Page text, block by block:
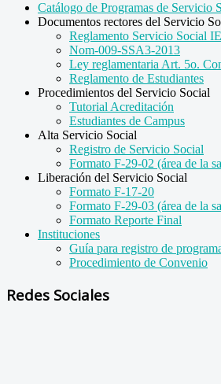
Catálogo de Programas de Servicio
Documentos rectores del Servicio
Reglamento Servicio Social
Nom-009-SSA3-2013
Ley reglamentaria Art. 5o.
Reglamento de Estudiantes
Procedimientos del Servicio Social
Tutorial Acreditación
Estudiantes de Campus
Alta Servicio Social
Registro de Servicio Social
Formato F-29-02 (área de la
Liberación del Servicio Social
Formato F-17-20
Formato F-29-03 (área de la
Formato Reporte Final
Instituciones
Guía para registro de
Procedimiento de Convenio
Redes Sociales